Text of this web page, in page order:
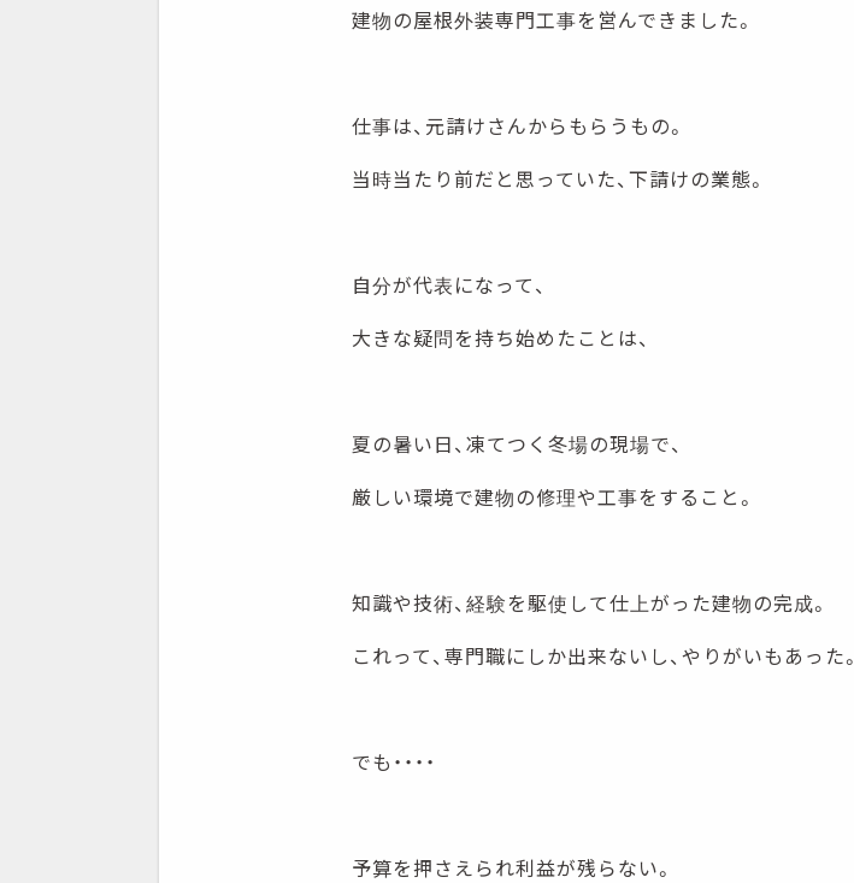
建物の屋根外装専門工事を営んできました。
仕事は、元請けさんからもらうもの。
当時当たり前だと思っていた、下請けの業態。
自分が代表になって、
大きな疑問を持ち始めたことは、
夏の暑い日、凍てつく冬場の現場で、
厳しい環境で建物の修理や工事をすること。
知識や技術、経験を駆使して仕上がった建物の完成。
これって、専門職にしか出来ないし、やりがいもあった。
でも・・・・
予算を押さえられ利益が残らない。